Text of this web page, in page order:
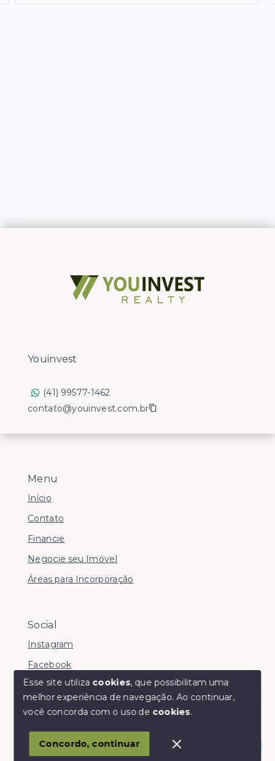
Olá! somos da Linkmob, como podemos ajudar?
Menu
Início
Contato
Financie
Negocie seu Imóvel
Áreas para Incorporação
Social
Instagram
Facebook
© Copyright 2026 - Youinvest - Todos os direitos
SITE PARA IMOBILIARIA
Youinvest
(41) 99577-1462
contato@youinvest.com.br
Esse site utiliza cookies, que possibilitam uma
melhor experiência de navegação.Ao continuar,
você concorda com o uso de cookies.
Concordo, continuar